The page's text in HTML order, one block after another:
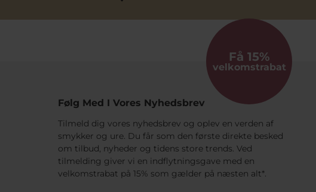
Få 15%
velkomstrabat
Følg Med I Vores Nyhedsbrev
Tilmeld dig vores nyhedsbrev og oplev en verden af
smykker og ure. Du får som den første direkte besked
om tilbud, nyheder og tidens store trends. Ved
tilmelding giver vi en indflytningsgave med en
velkomstrabat på 15% som gælder på næsten alt*.